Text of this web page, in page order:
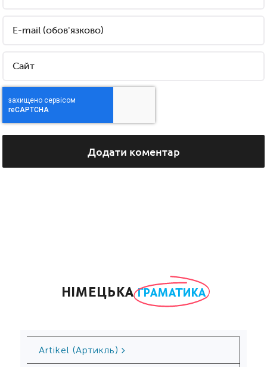
НІМЕЦЬКА ГРАМАТИКА
Ar­ti­kel (Артикль)